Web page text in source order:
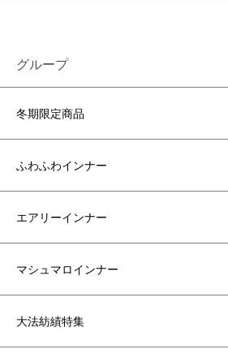
グループ
冬期限定商品
ふわふわインナー
エアリーインナー
マシュマロインナー
大法紡績特集